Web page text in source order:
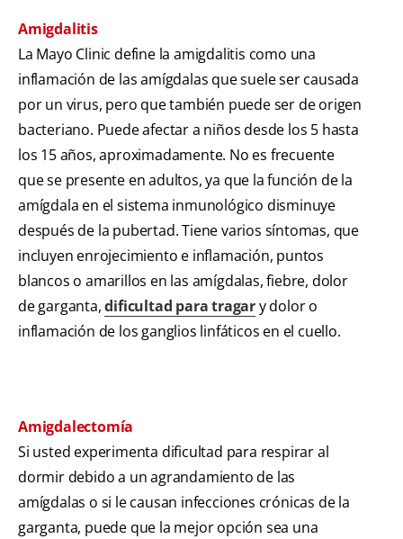
Amigdalitis
La Mayo Clinic define la amigdalitis como una
inflamación de las amígdalas que suele ser causada
por un virus, pero que también puede ser de origen
bacteriano. Puede afectar a niños desde los 5 hasta
los 15 años, aproximadamente. No es frecuente
que se presente en adultos, ya que la función de la
amígdala en el sistema inmunológico disminuye
después de la pubertad. Tiene varios síntomas, que
incluyen enrojecimiento e inflamación, puntos
blancos o amarillos en las amígdalas, fiebre, dolor
de garganta,dificultad para tragary dolor o
inflamación de los ganglios linfáticos en el cuello.
Amigdalectomía
Si usted experimenta dificultad para respirar al
dormir debido a un agrandamiento de las
amígdalas o si le causan infecciones crónicas de la
garganta, puede que la mejor opción sea una